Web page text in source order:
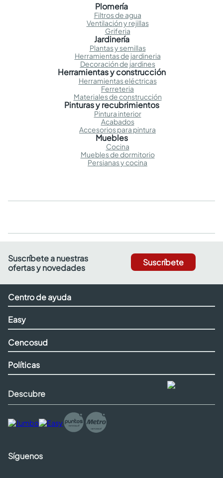
Plomería
Filtros de agua
Ventilación y rejillas
Griferia
Jardinería
Plantas y semillas
Herramientas de jardineria
Decoración de jardines
Herramientas y construcción
Herramientas eléctricas
Ferreteria
Materiales de construcción
Pinturas y recubrimientos
Pintura interior
Acabados
Accesorios para pintura
Muebles
Cocina
Muebles de dormitorio
Persianas y cocina
Suscríbete a nuestras
ofertas y novedades
Suscríbete
Centro de ayuda
Easy
Cencosud
Políticas
Descubre
Síguenos